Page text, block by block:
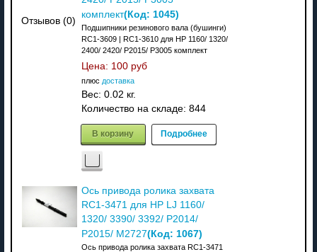
Отзывов (0)
комплект(Код: 1045)
Подшипники резинового вала (бушинги)
RC1-3609 | RC1-3610 для HP 1160/ 1320/
2400/ 2420/ P2015/ P3005 комплект
Цена: 100 руб
плюс доставка
Вес: 0.02 кг.
Количество на складе: 844
В корзину Подробнее
Ось привода ролика захвата
RC1-3471 для HP LJ 1160/
1320/ 3390/ 3392/ P2014/
P2015/ M2727(Код: 1067)
Ось привода ролика захвата RC1-3471